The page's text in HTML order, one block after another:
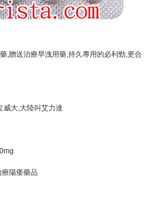
,贈送治療早洩用藥,持久專用的必利勁,更合
威大,大陸叫艾力達
陽痿藥品